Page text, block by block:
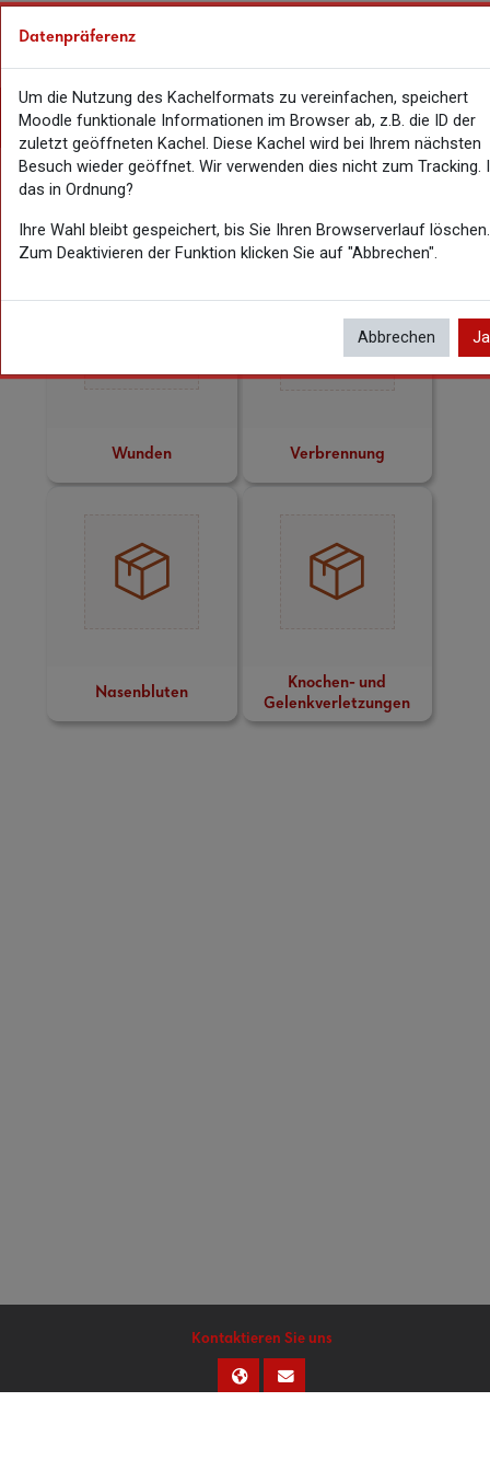
Zum Hauptinhalt
Hauptinhaltsblöcke
Kursindex öffnen Verletzungen
Verletzungen
Wunden Verbrennung
Nasenbluten
Knochen- und
Gelenkverletzungen
Kontaktieren Sie uns
Datenpräferenz
Um die Nutzung des Kachelformats zu vereinfachen, speichert
Moodle funktionale Informationen im Browser ab, z.B. die ID der
zuletzt geöffneten Kachel. Diese Kachel wird bei Ihrem nächsten
Besuch wieder geöffnet. Wir verwenden dies nicht zum Tracking.
das in Ordnung?
Ihre Wahl bleibt gespeichert, bis Sie Ihren Browserverlauf löschen.
Zum Deaktivieren der Funktion klicken Sie auf "Abbrechen".
Abbrechen Ja